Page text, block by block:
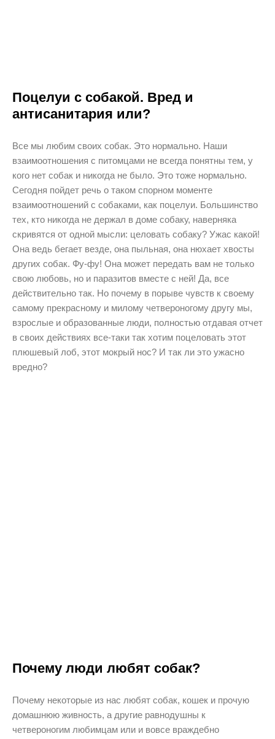
Поцелуи с собакой. Вред и
антисанитария или?
Все мы любим своих собак. Это нормально. Наши
взаимоотношения с питомцами не всегда понятны тем, у
кого нет собак и никогда не было. Это тоже нормально.
Сегодня пойдет речь о таком спорном моменте
взаимоотношений с собаками, как поцелуи. Большинство
тех, кто никогда не держал в доме собаку, наверняка
скривятся от одной мысли: целовать собаку? Ужас какой!
Она ведь бегает везде, она пыльная, она нюхает хвосты
других собак. Фу-фу! Она может передать вам не только
свою любовь, но и паразитов вместе с ней! Да, все
действительно так. Но почему в порыве чувств к своему
самому прекрасному и милому четвероногому другу мы,
взрослые и образованные люди, полностью отдавая отчет
в своих действиях все-таки так хотим поцеловать этот
плюшевый лоб, этот мокрый нос? И так ли это ужасно
вредно?
Почему люди любят собак?
Почему некоторые из нас любят собак, кошек и прочую
домашнюю живность, а другие равнодушны к
четвероногим любимцам или и вовсе враждебно